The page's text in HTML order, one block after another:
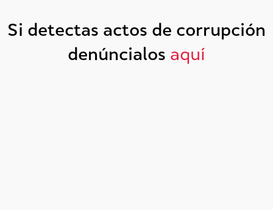
Si detectas actos de corrupción
denúncialos aquí